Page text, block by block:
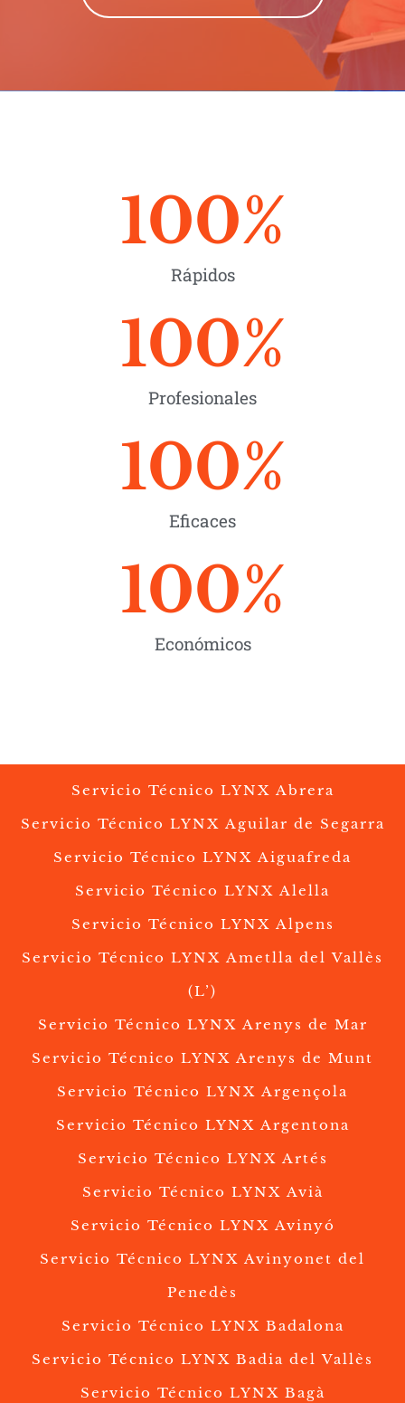
Rápidos
100%
Profesionales
100%
Eficaces
100%
Económicos
100%
Servicio Técnico LYNX Abrera
Servicio Técnico LYNX Aguilar de Segarra
Servicio Técnico LYNX Aiguafreda
Servicio Técnico LYNX Alella
Servicio Técnico LYNX Alpens
Servicio Técnico LYNX Ametlla del Vallès
(L’)
Servicio Técnico LYNX Arenys de Mar
Servicio Técnico LYNX Arenys de Munt
Servicio Técnico LYNX Argençola
Servicio Técnico LYNX Argentona
Servicio Técnico LYNX Artés
Servicio Técnico LYNX Avià
Servicio Técnico LYNX Avinyó
Servicio Técnico LYNX Avinyonet del
Penedès
Servicio Técnico LYNX Badalona
Servicio Técnico LYNX Badia del Vallès
Servicio Técnico LYNX Bagà